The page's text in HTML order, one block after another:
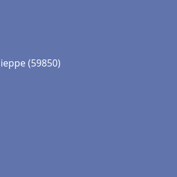
(59850)